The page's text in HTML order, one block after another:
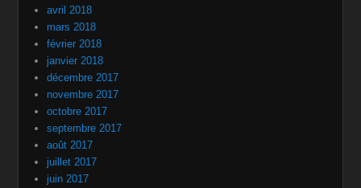
avril 2018
mars 2018
février 2018
janvier 2018
décembre 2017
novembre 2017
octobre 2017
septembre 2017
août 2017
juillet 2017
juin 2017